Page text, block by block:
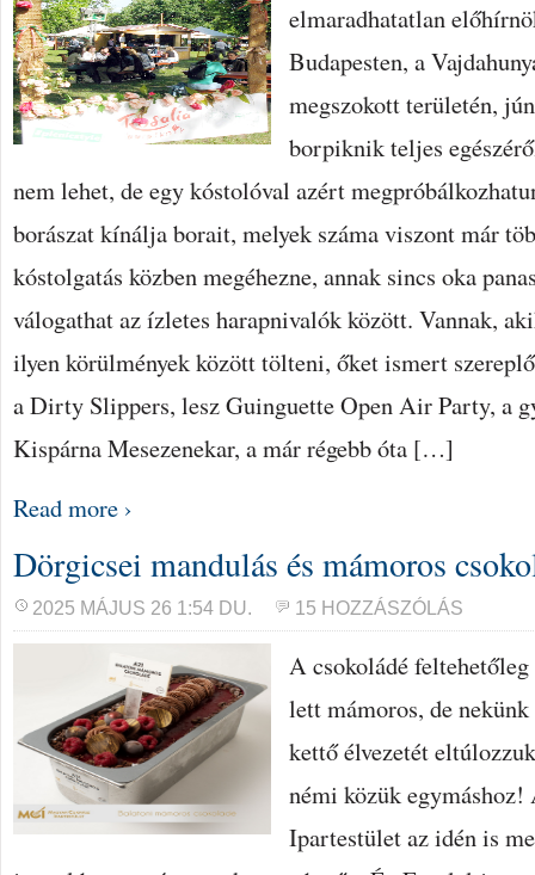
elmaradhatatlan
Budapesten, a
megszokott területén,
borpiknik teljes
nem lehet, de egy kóstolóval azért
borászat kínálja borait, melyek száma viszont már
kóstolgatás közben megéhezne, annak sincs oka
válogathat az ízletes harapnivalók között. Vannak,
ilyen körülmények között tölteni, őket ismert
a Dirty Slippers, lesz Guinguette Open Air Party, a
Kispárna Mesezenekar, a már régebb óta […]
Read more ›
Dörgicsei mandulás és mámoros
2025 MÁJUS 26 1:54 DU. 15 HOZZÁSZÓLÁS
A csokoládé
lett mámoros, de
kettő élvezetét
némi közük
Ipartestület az idén is